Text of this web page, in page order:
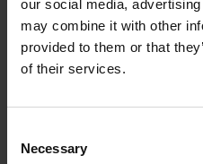
our social media,
may combine it with other
provided to them or that
of their services.
Selection
Necessary
Hanover Park, IL 60133
+1 630-451-5345 x50103
Mostrar no mapa
Contato